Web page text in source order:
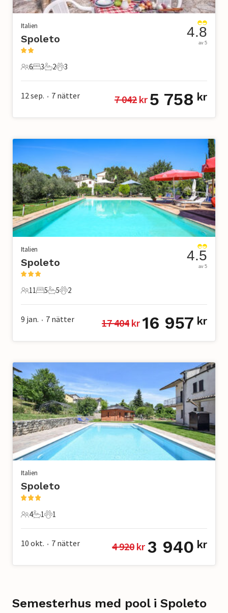
Italien
Spoleto
6 Gäster
6
3 Sovrum
3
2 Badrum
2
3 Husdjur
3
4.8
av 5
12 sep. • 7 nätter 7 042 kr 5 758 kr
Italien
Spoleto
11 Gäster
11
5 Sovrum
5
5 Badrum
5
2 Husdjur
2
4.5
av 5
9 jan. • 7 nätter 17 404 kr 16 957 kr
Italien
Spoleto
4 Gäster
4
1 Badrum
1
1 Husdjur
1
10 okt. • 7 nätter 4 920 kr 3 940 kr
Semesterhus med pool i Spoleto